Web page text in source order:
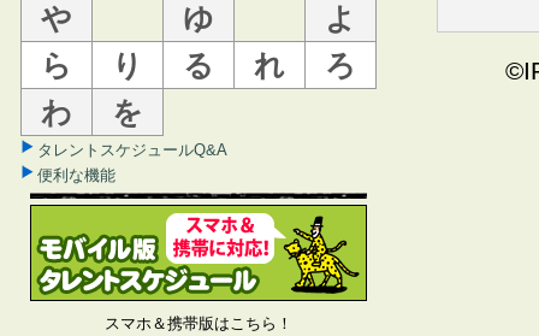
や
ゆ
よ
ら
り る れ
ろ
わ
を
タレントスケジュールQ&A
便利な機能
スマホ＆携帯版はこちら！